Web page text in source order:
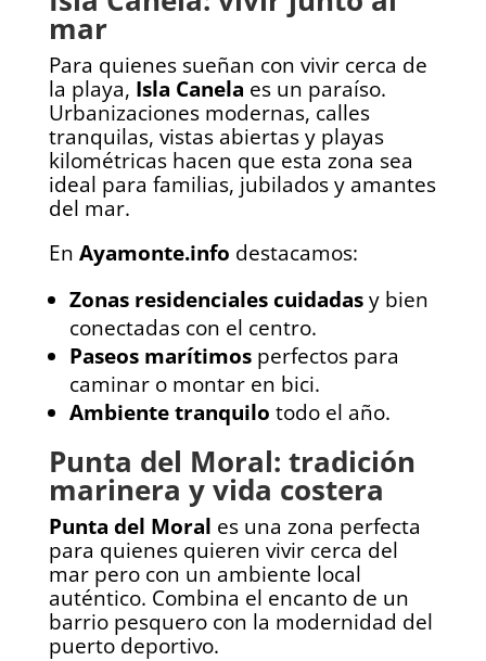
mar
Para quienes sueñan con vivir cerca de
la playa, Isla Canela es un paraíso.
Urbanizaciones modernas, calles
tranquilas, vistas abiertas y playas
kilométricas hacen que esta zona sea
ideal para familias, jubilados y amantes
del mar.
En Ayamonte.info destacamos:
Zonas residenciales cuidadasy bien
conectadas con el centro.
Paseos marítimosperfectos para
caminar o montar en bici.
Ambiente tranquilo todo el año.
Punta del Moral: tradición
marinera y vida costera
Punta del Moral es una zona perfecta
para quienes quieren vivir cerca del
mar pero con un ambiente local
auténtico. Combina el encanto de un
barrio pesquero con la modernidad del
puerto deportivo.